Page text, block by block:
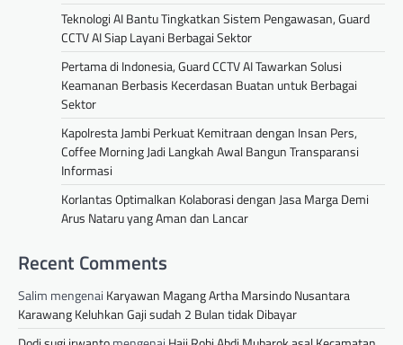
Teknologi AI Bantu Tingkatkan Sistem Pengawasan, Guard
CCTV AI Siap Layani Berbagai Sektor
Pertama di Indonesia, Guard CCTV AI Tawarkan Solusi
Keamanan Berbasis Kecerdasan Buatan untuk Berbagai
Sektor
Kapolresta Jambi Perkuat Kemitraan dengan Insan Pers,
Coffee Morning Jadi Langkah Awal Bangun Transparansi
Informasi
Korlantas Optimalkan Kolaborasi dengan Jasa Marga Demi
Arus Nataru yang Aman dan Lancar
Recent Comments
Salim mengenai Karyawan Magang Artha Marsindo Nusantara
Karawang Keluhkan Gaji sudah 2 Bulan tidak Dibayar